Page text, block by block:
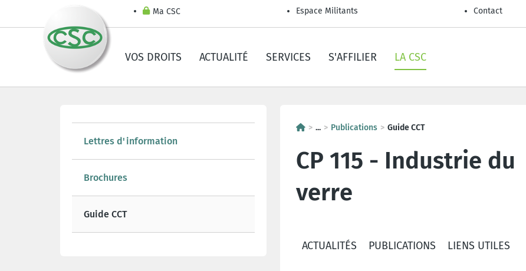
Ma CSC Espace Militants Contact
VOS DROITS ACTUALITÉ SERVICES S'AFFILIER LA CSC
Lettres d'information
Brochures
Guide CCT
... Publications Guide CCT
CP 115 - Industrie du
verre
ACTUALITÉS PUBLICATIONS LIENS UTILES